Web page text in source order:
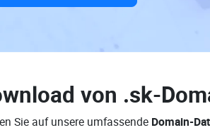
von .sk-
Sie auf unsere umfassende Domain-